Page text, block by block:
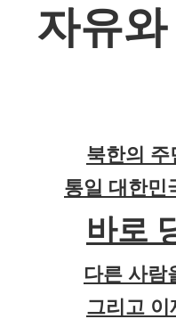
자유
북한의
통일 대한민
바로
다른 사람
그리고